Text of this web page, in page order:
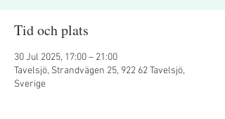
Tid och plats
30 Jul 2025, 17:00 – 21:00
Tavelsjö, Strandvägen 25, 922 62 Tavelsjö,
Sverige